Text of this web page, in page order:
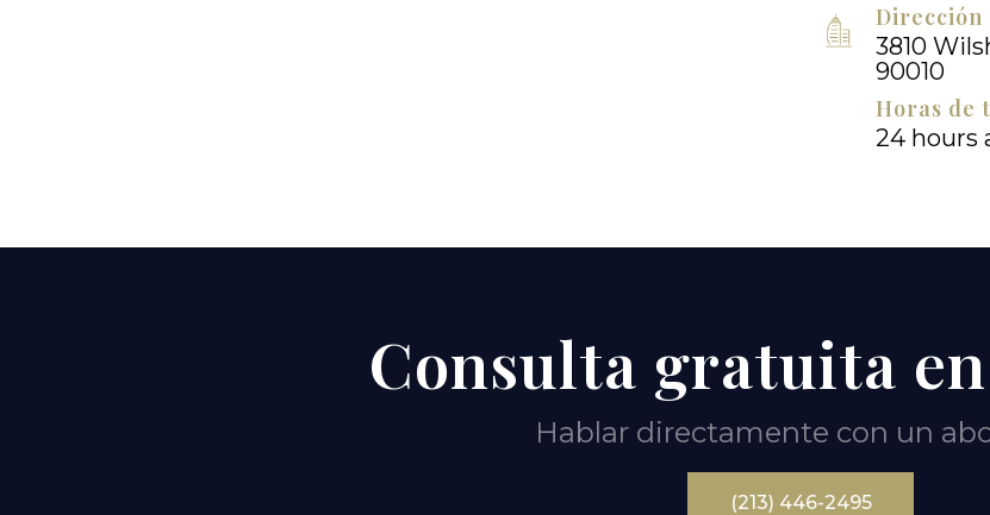
Dirección
3810
90010
Horas de
24 hours
Consulta gratuita
Hablar directamente con un
(213) 446-2495